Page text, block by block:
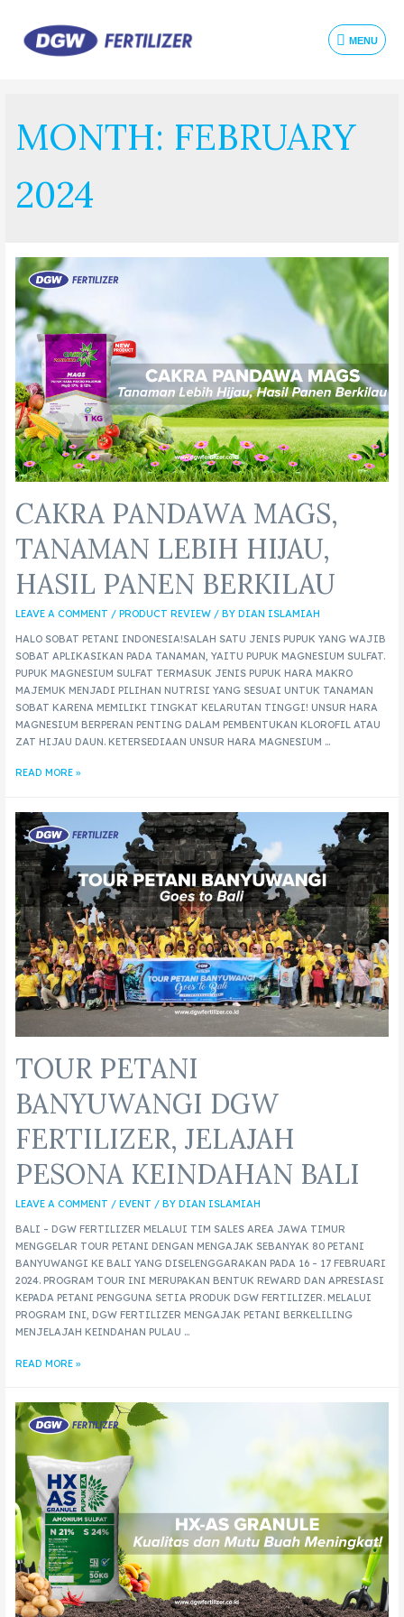
MENU
MONTH: FEBRUARY
2024
CAKRA PANDAWA MAGS,
TANAMAN LEBIH HIJAU,
HASIL PANEN BERKILAU
LEAVE A COMMENT / PRODUCT REVIEW/ BY DIAN ISLAMIAH
HALO SOBAT PETANI INDONESIA!SALAH SATU JENIS PUPUK YANG WAJIB
SOBAT APLIKASIKAN PADA TANAMAN, YAITU PUPUK MAGNESIUM SULFAT.
PUPUK MAGNESIUM SULFAT TERMASUK JENIS PUPUK HARA MAKRO
MAJEMUK MENJADI PILIHAN NUTRISI YANG SESUAI UNTUK TANAMAN
SOBAT KARENA MEMILIKI TINGKAT KELARUTAN TINGGI! UNSUR HARA
MAGNESIUM BERPERAN PENTING DALAM PEMBENTUKAN KLOROFIL ATAU
ZAT HIJAU DAUN. KETERSEDIAAN UNSUR HARA MAGNESIUM …
READ MORE »
TOUR PETANI
BANYUWANGI DGW
FERTILIZER, JELAJAH
PESONA KEINDAHAN BALI
LEAVE A COMMENT / EVENT / BY DIAN ISLAMIAH
BALI – DGW FERTILIZER MELALUI TIM SALES AREA JAWA TIMUR
MENGGELAR TOUR PETANI DENGAN MENGAJAK SEBANYAK 80 PETANI
BANYUWANGI KE BALI YANG DISELENGGARAKAN PADA 16 – 17 FEBRUARI
2024. PROGRAM TOUR INI MERUPAKAN BENTUK REWARD DAN APRESIASI
KEPADA PETANI PENGGUNA SETIA PRODUK DGW FERTILIZER. MELALUI
PROGRAM INI, DGW FERTILIZER MENGAJAK PETANI BERKELILING
MENJELAJAH KEINDAHAN PULAU …
READ MORE »